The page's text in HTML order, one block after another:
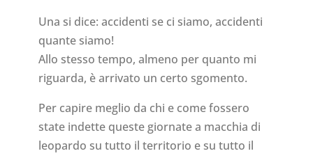
Una si dice: accidenti se ci siamo, accidenti
quante siamo!
Allo stesso tempo, almeno per quanto mi
riguarda, è arrivato un certo sgomento.
Per capire meglio da chi e come fossero
state indette queste giornate a macchia di
leopardo su tutto il territorio e su tutto il